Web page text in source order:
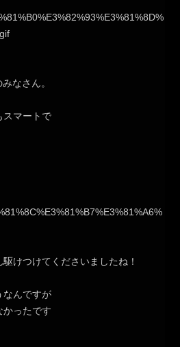
なさん。
スマートで
けつけてくださいましたね！
なんですが
かったです